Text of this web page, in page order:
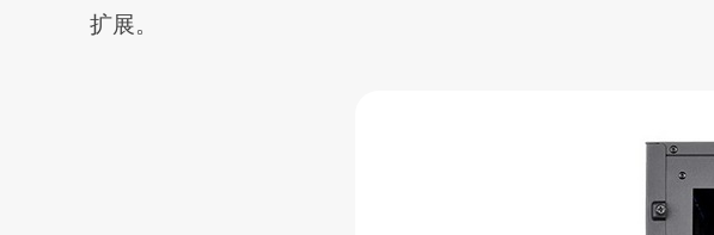
扩展。